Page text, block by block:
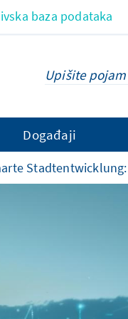
baza podataka
Događaji